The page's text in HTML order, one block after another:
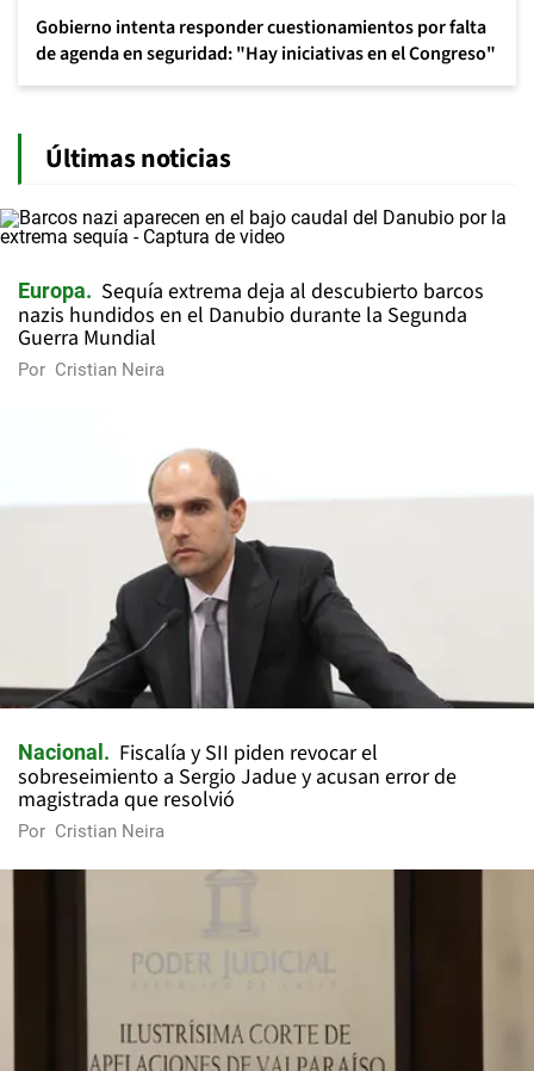
Gobierno intenta responder cuestionamientos por falta
de agenda en seguridad: "Hay iniciativas en el Congreso"
Últimas noticias
Europa
Sequía extrema deja al descubierto barcos
nazis hundidos en el Danubio durante la Segunda
Guerra Mundial
Por Cristian Neira
Nacional
Fiscalía y SII piden revocar el
sobreseimiento a Sergio Jadue y acusan error de
magistrada que resolvió
Por Cristian Neira